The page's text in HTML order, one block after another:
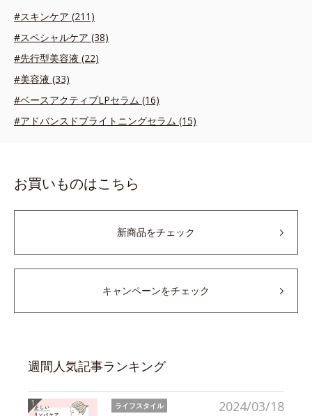
#スキンケア (211)
#スペシャルケア (38)
#先行型美容液 (22)
#美容液 (33)
#ベースアクティブLPセラム (16)
#アドバンスドブライトニングセラム (15)
お買いものはこちら
新商品をチェック
キャンペーンをチェック
週間人気記事ランキング
2024/03/18
ライフスタイル